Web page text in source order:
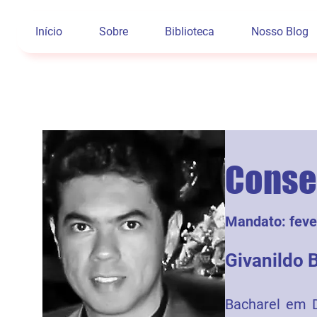
Início Sobre Biblioteca Nosso Blog
Mandato:
Givanildo
Bacharel em